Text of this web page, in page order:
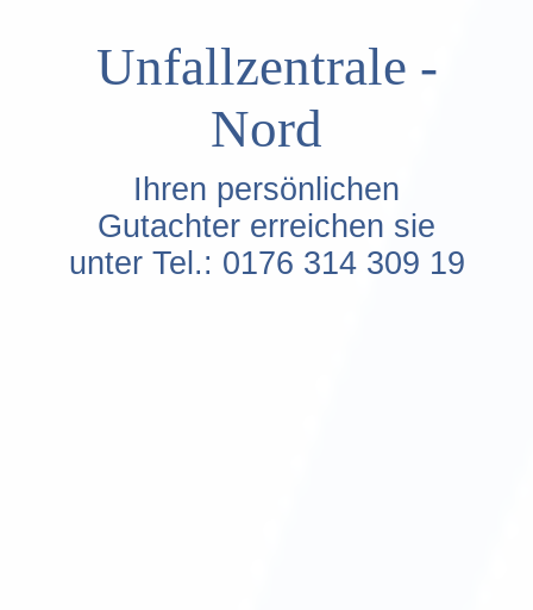
Unfallzentrale -
Nord
Ihren persönlichen
Gutachter erreichen sie
unter Tel.: 0176 314 309 19